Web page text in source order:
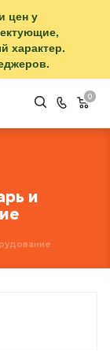
цен у
характер.
0
и